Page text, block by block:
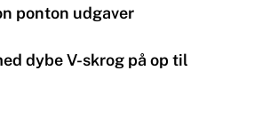
ponton udgaver
dybe V-skrog på op til